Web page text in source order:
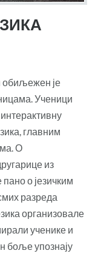
обиљежен је
Ученици
главним
О
из
о језичким
разреда
организовале
ученике и
боље упознају